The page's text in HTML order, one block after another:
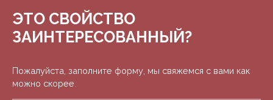
ЭТО СВОЙСТВО
ЗАИНТЕРЕСОВАННЫЙ?
Пожалуйста, заполните форму, мы свяжемся с вами как
можно скорее.